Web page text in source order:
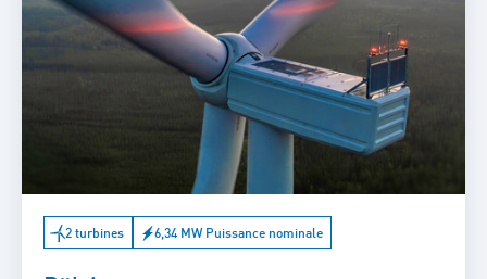
2 turbines 6,34 MW Puissance nominale